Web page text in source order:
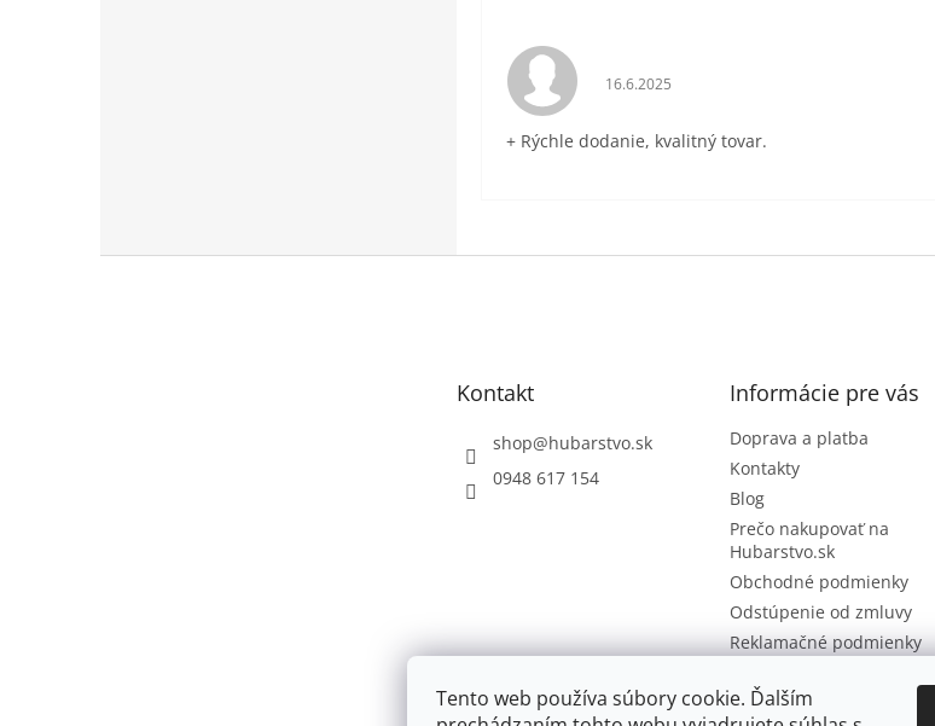
Tento web používa súbory cookie. Ďalším
Hodnotenie obchodu je 5 z 5 hviezdičiek.
16.6.2025
+ Rýchle dodanie, kvalitný tovar.
Kontakt
shop@hubarstvo.sk
0948 617 154
Informácie pre vás
Doprava a platba
Kontakty
Blog
Prečo nakupovať na
Hubarstvo.sk
Obchodné podmienky
Odstúpenie od zmluvy
Reklamačné podmienky
osobných údajov